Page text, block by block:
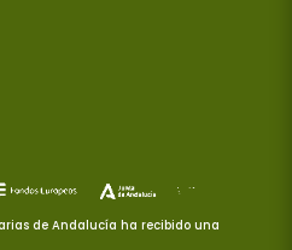
de Andalucía ha recibido una